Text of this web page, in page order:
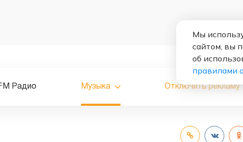
Радио Музыка Отключить рекламу
Мы
сайтом, вы
об
правилами